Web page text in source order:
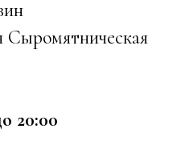
20:00